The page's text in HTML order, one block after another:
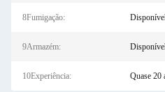
8Fumigação:
9Armazém:
10Experiência: Quase 20